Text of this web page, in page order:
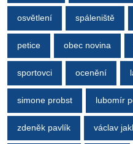
osvětlení spáleniště
petice obec novina
sportovci ocenění
simone probst lubomír
zdeněk pavlík václav jakl